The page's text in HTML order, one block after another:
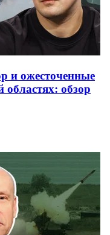
и ожесточенные
обзор